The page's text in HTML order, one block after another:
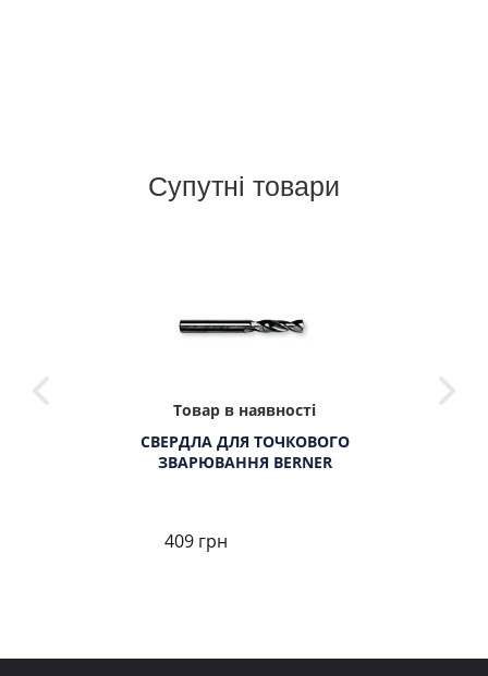
Супутні товари
Товар в наявності
СВЕРДЛА ДЛЯ ТОЧКОВОГО
ЗВАРЮВАННЯ BERNER
409 грн